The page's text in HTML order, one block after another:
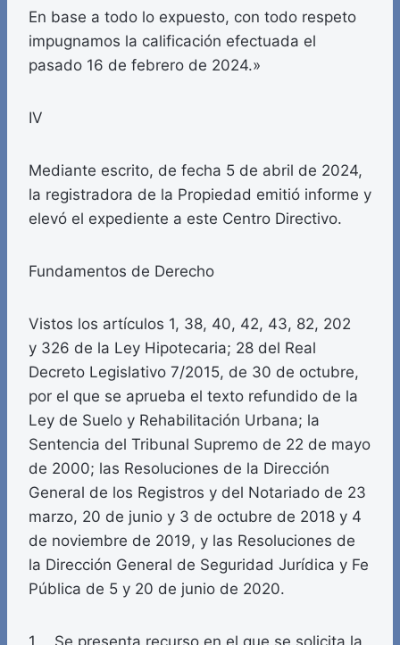
En base a todo lo expuesto, con todo respeto
impugnamos la calificación efectuada el
pasado 16 de febrero de 2024.»
IV
Mediante escrito, de fecha 5 de abril de 2024,
la registradora de la Propiedad emitió informe y
elevó el expediente a este Centro Directivo.
Fundamentos de Derecho
Vistos los artículos 1, 38, 40, 42, 43, 82, 202
y 326 de la Ley Hipotecaria; 28 del Real
Decreto Legislativo 7/2015, de 30 de octubre,
por el que se aprueba el texto refundido de la
Ley de Suelo y Rehabilitación Urbana; la
Sentencia del Tribunal Supremo de 22 de mayo
de 2000; las Resoluciones de la Dirección
General de los Registros y del Notariado de 23
marzo, 20 de junio y 3 de octubre de 2018 y 4
de noviembre de 2019, y las Resoluciones de
la Dirección General de Seguridad Jurídica y Fe
Pública de 5 y 20 de junio de 2020.